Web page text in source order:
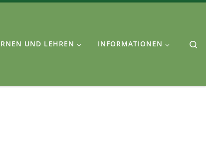
UND LEHREN INFORMATIONEN